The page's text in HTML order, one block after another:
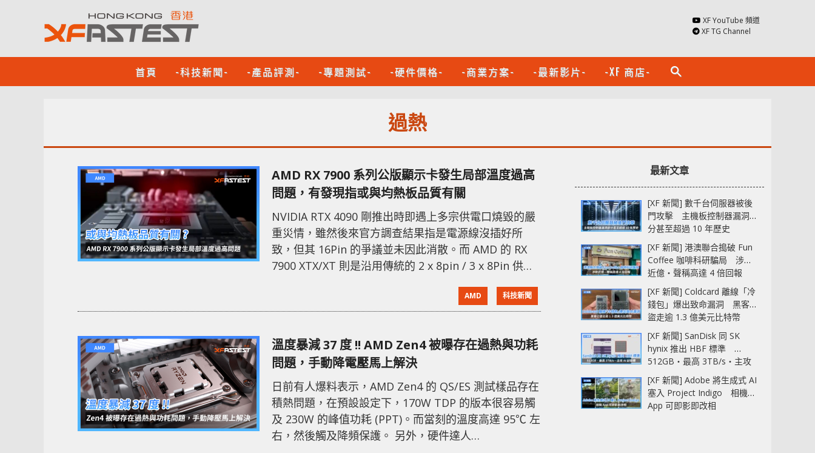
XF YouTube 頻道
XF TG Channel
首頁 -科技新聞- -產品評測- -專題測試- -硬件價格- -商業方案- -最新影片- -XF 商店- search
過熱
AMD RX 7900 系列公版顯示卡發生局部溫度過高
問題，有發現指或與均熱板品質有關
NVIDIA RTX 4090 剛推出時即遇上多宗供電口燒毀的嚴
重災情，雖然後來官方調查結果指是電源線沒插好所
致，但其 16Pin 的爭議並未因此消散。而 AMD 的 RX
7900 XTX/XT 則是沿用傳統的 2 x 8pin / 3 x 8Pin 供電
完全安然無恙，最近傳出其熱點溫度高達 110 度而 GPU
核心溫度卻僅 50 度的質疑。AMD 的處理則是一邊安撫
收集用戶
AMD 科技新聞
溫度暴減 37 度 !! AMD Zen4 被曝存在過熱與功耗
問題，手動降電壓馬上解決
日前有人爆料表示，AMD Zen4 的 QS/ES 測試樣品存在
積熱問題，在預設設定下，170W TDP 的版本很容易觸
及 230W 的峰值功耗 (PPT)。而當刻的溫度高達 95℃ 左
右，然後觸及降頻保護。 另外，硬件達人
最新文章
[XF 新聞] 數千台伺服器被後
門攻擊 主機板控制器漏洞部
分甚至超過 10 年歷史
[XF 新聞] 港澳聯合搗破 Fun
Coffee 咖啡科研騙局 涉款
近億‧聲稱高達 4 倍回報
[XF 新聞] Coldcard 離線「冷
錢包」爆出致命漏洞 黑客已
盜走逾 1.3 億美元比特幣
[XF 新聞] SanDisk 同 SK
hynix 推出 HBF 標準
512GB‧最高 3TB/s‧主攻
AI 記憶體
[XF 新聞] Adobe 將生成式 AI
塞入 Project Indigo 相機
App 可即影即改相